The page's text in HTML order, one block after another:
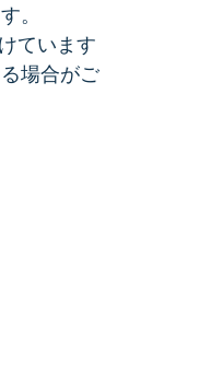
。
ています
場合がご